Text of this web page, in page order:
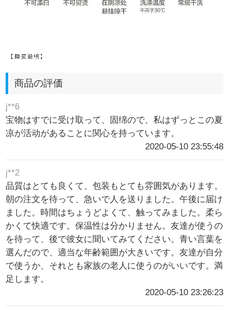
商品の評価
j**6
宝物はすでに受け取って、固绵ので、私はずっとこの夏
凉が活动があることに関心を持っています。
2020-05-10 23:55:48
j**2
品質はとても良くて、包装もとても雰囲気があります。
朝の注文を待って、急いで人を送りました。午後に届け
ました。時間はちょうどよくて、触ってみました。柔ら
かくて快適です。保温性は分かりません。友達が使うの
を待って、後で彼女に聞いてみてください。青い言葉を
選んだので、適当な年齢範囲が大きいです。友達が自分
で使うか、それとも家族の老人に使うのがいいです。満
足します。
2020-05-10 23:26:23